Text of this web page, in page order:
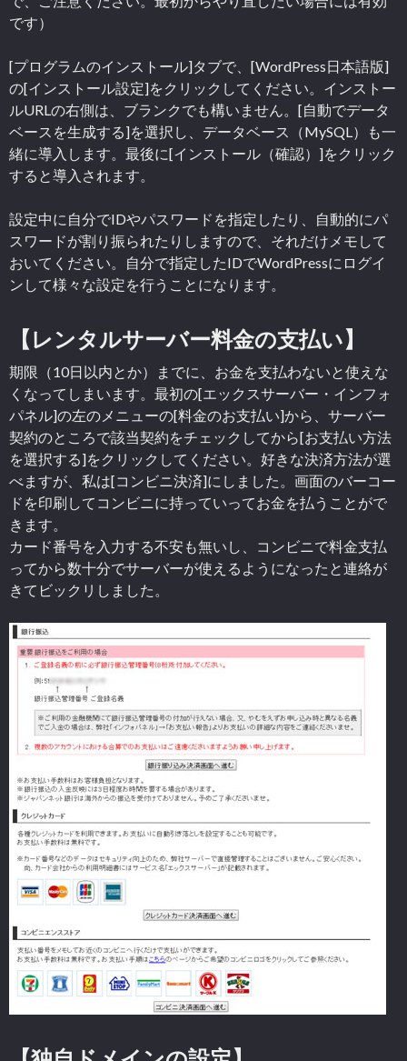
です）
[プログラムのインストール]タブで、[WordPress日本語版]
の[インストール設定]をクリックしてください。インストー
ルURLの右側は、ブランクでも構いません。[自動でデータ
ベースを生成する]を選択し、データベース（MySQL）も一
緒に導入します。最後に[インストール（確認）]をクリック
すると導入されます。
設定中に自分でIDやパスワードを指定したり、自動的にパ
スワードが割り振られたりしますので、それだけメモして
おいてください。自分で指定したIDでWordPressにログイ
ンして様々な設定を行うことになります。
【レンタルサーバー料金の支払い】
期限（10日以内とか）までに、お金を支払わないと使えな
くなってしまいます。最初の[エックスサーバー・インフォ
パネル]の左のメニューの[料金のお支払い]から、サーバー
契約のところで該当契約をチェックしてから[お支払い方法
を選択する]をクリックしてください。好きな決済方法が選
べますが、私は[コンビニ決済]にしました。画面のバーコー
ドを印刷してコンビニに持っていってお金を払うことがで
きます。
カード番号を入力する不安も無いし、コンビニで料金支払
ってから数十分でサーバーが使えるようになったと連絡が
きてビックリしました。